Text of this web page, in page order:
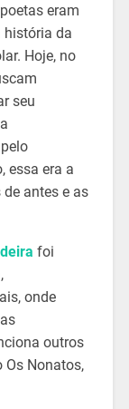
eram
história da
Hoje, no
seu
essa era a
antes e as
foi
onde
outros
Os Nonatos,